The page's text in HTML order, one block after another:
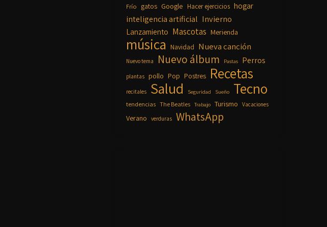
Frío gatos Google Hacer ejercicios hogar
inteligencia artificial Invierno
Lanzamiento Mascotas Merienda
música Navidad Nueva canción
Nuevo tema Nuevo álbum Pastas Perros
plantas pollo Pop Postres Recetas
recitales Salud Seguridad Sueño Tecno
tendencias The Beatles Trabajo Turismo Vacaciones
Verano verduras WhatsApp